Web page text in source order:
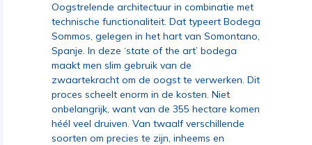
Oogstrelende architectuur in combinatie met
technische functionaliteit. Dat typeert Bodega
Sommos, gelegen in het hart van Somontano,
Spanje. In deze ‘state of the art’ bodega
maakt men slim gebruik van de
zwaartekracht om de oogst te verwerken. Dit
proces scheelt enorm in de kosten. Niet
onbelangrijk, want van de 355 hectare komen
héél veel druiven. Van twaalf verschillende
soorten om precies te zijn, inheems en